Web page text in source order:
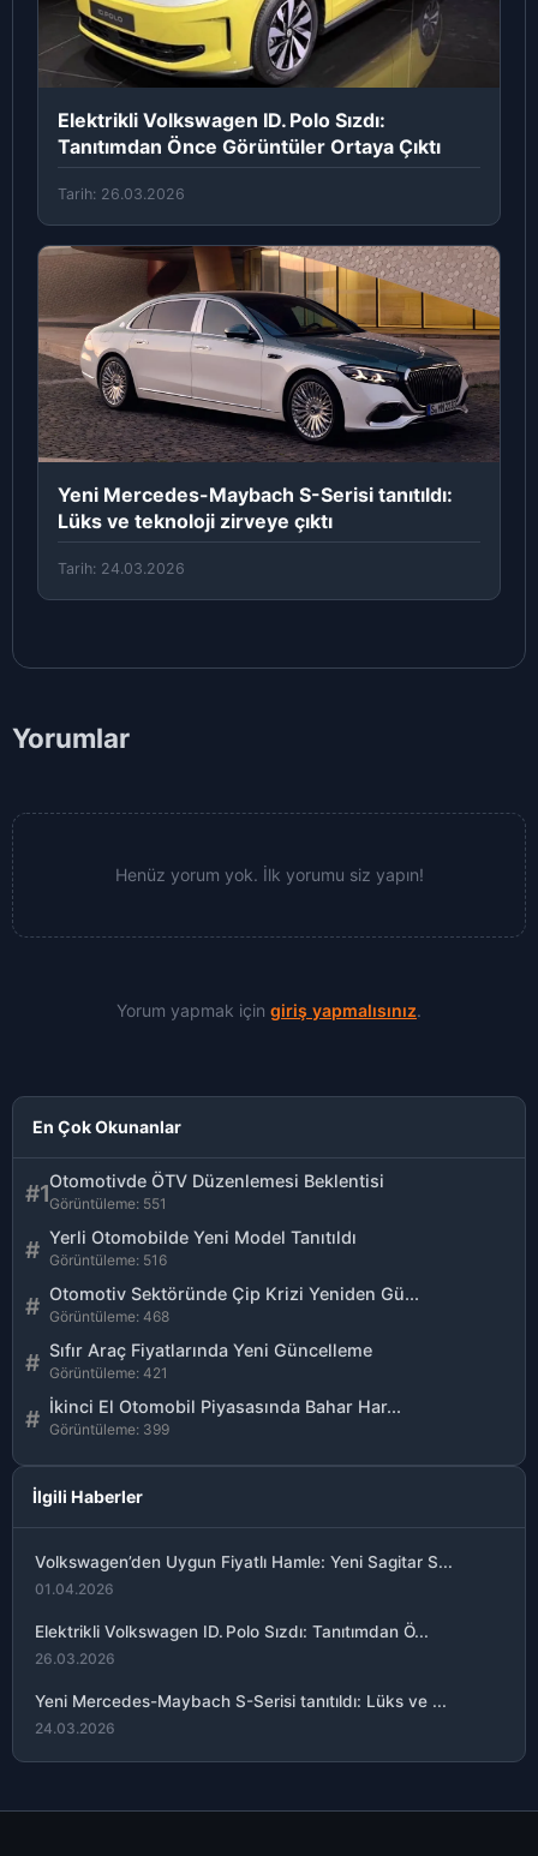
Elektrikli Volkswagen ID. Polo Sızdı:
Tanıtımdan Önce Görüntüler Ortaya Çıktı
Tarih: 26.03.2026
Yeni Mercedes-Maybach S-Serisi tanıtıldı:
Lüks ve teknoloji zirveye çıktı
Tarih: 24.03.2026
Yorumlar
Henüz yorum yok. İlk yorumu siz yapın!
Yorum yapmak için giriş yapmalısınız.
En Çok Okunanlar
#1Otomotivde ÖTV Düzenlemesi Beklentisi
Görüntüleme: 551
# Yerli Otomobilde Yeni Model Tanıtıldı
Görüntüleme: 516
# Otomotiv Sektöründe Çip Krizi Yeniden Gü...
Görüntüleme: 468
# Sıfır Araç Fiyatlarında Yeni Güncelleme
Görüntüleme: 421
# İkinci El Otomobil Piyasasında Bahar Har...
Görüntüleme: 399
İlgili Haberler
Volkswagen’den Uygun Fiyatlı Hamle: Yeni Sagitar S...
01.04.2026
Elektrikli Volkswagen ID. Polo Sızdı: Tanıtımdan Ö...
26.03.2026
Yeni Mercedes-Maybach S-Serisi tanıtıldı: Lüks ve ...
24.03.2026